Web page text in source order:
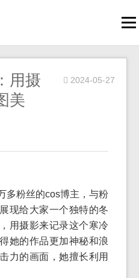
用摄
美
2024-05-27
多粉丝的cos博主，与粉
现给大家一个独特的冬
用摄影来记录这个寒冷
她的作品更加神秘和浪
力的画面，她擅长利用